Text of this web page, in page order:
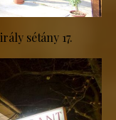
sétány 17.